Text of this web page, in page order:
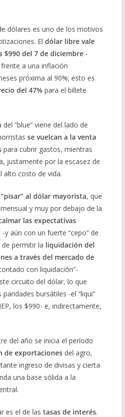
dólares es uno de los motivos
El dólar libre vale
$990 del 7 de diciembre-
a una inflación
próxima al 90%; esto es
del 47%para el billete
“blue” viene del lado de
se vuelcan a la venta
para cubrir gastos, mientras
justamente por la escasez de
alto costo de vida.
“pisar” al dólar mayorista, que
y muy por debajo de la
las expectativas
-y aún con un fuerte “cepo” de
permitir la liquidación del
a través del mercado de
con liquidación”-
circuito del dólar, lo que
bursátiles -el “liqui”
los $990- e, indirectamente,
del año se inicia el período
de exportaciones del agro,
ingreso de divisas y cierta
una base sólida a la
es el de las tasas de interés.